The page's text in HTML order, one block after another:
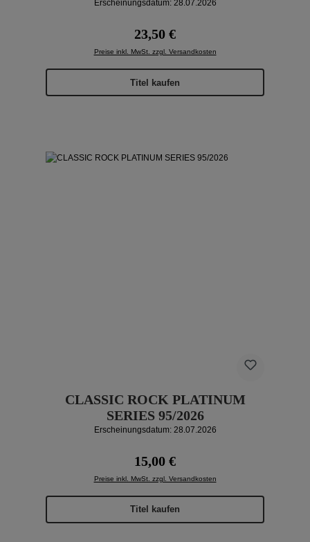
Erscheinungsdatum: 28.07.2026
Regulärer Preis:
23,50 €
Preise inkl. MwSt. zzgl. Versandkosten
Titel kaufen
CLASSIC ROCK PLATINUM
SERIES 95/2026
Erscheinungsdatum: 28.07.2026
Regulärer Preis:
15,00 €
Preise inkl. MwSt. zzgl. Versandkosten
Titel kaufen